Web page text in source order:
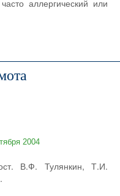
аллергический или
2004
В.Ф. Тулянкин, Т.И.